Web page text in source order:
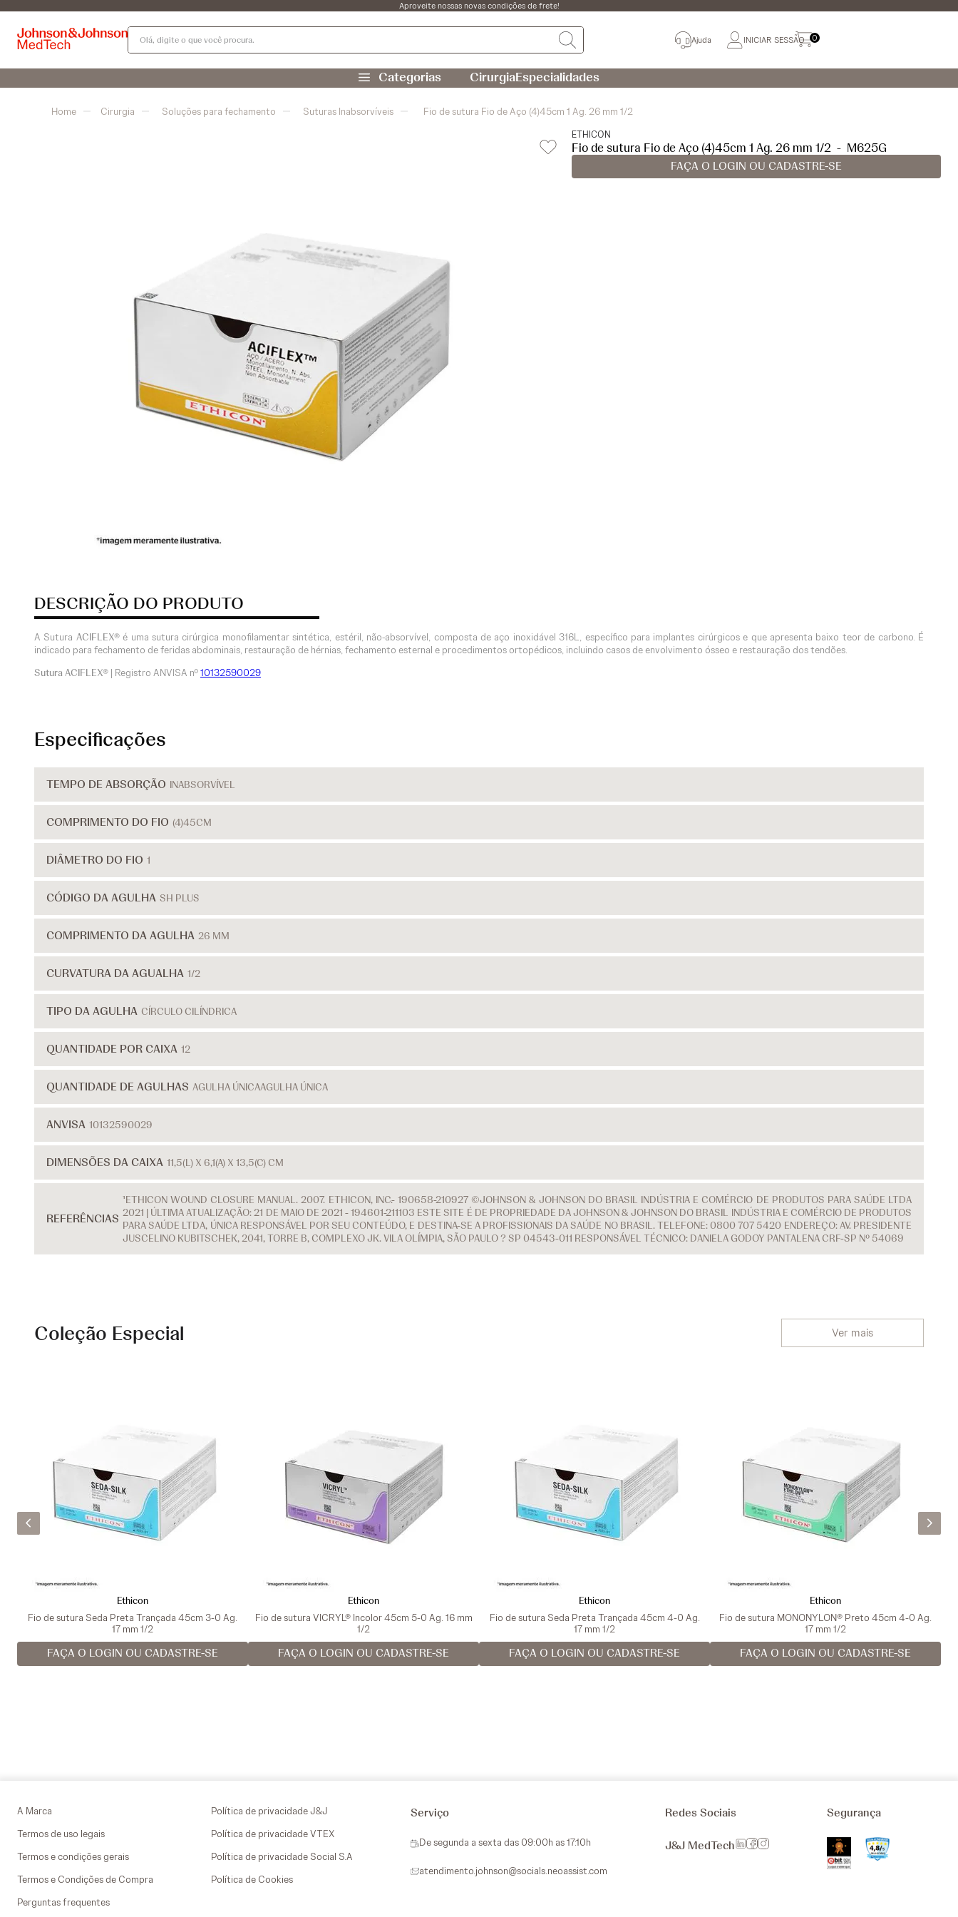
Aproveite nossas novas condições de frete!
Olá, digite o que você procura.
Ajuda INICIAR SESSÃO 0
CirurgiaEspecialidades
Cirurgia Soluções para fechamento Suturas Inabsorvíveis Fio de sutura Fio de Aço (4)45cm 1 Ag. 26 mm 1/2
ETHICON
Fio de sutura Fio de Aço (4)45cm 1 Ag. 26 mm 1/2 - M625G
FAÇA O LOGIN OU CADASTRE-SE
DESCRIÇÃO DO PRODUTO
A Sutura ACIFLEX®é uma sutura cirúrgica monofilamentar sintética, estéril, não-absorvível, composta de aço inoxidável 316L, específico para implantes cirúrgicos e que apresenta baixo teor de carbono. É
indicado para fechamento de feridas abdominais, restauração de hérnias, fechamento esternal e procedimentos ortopédicos, incluindo casos de envolvimento ósseo e restauração dos tendões.
Sutura ACIFLEX® | Registro ANVISA nº10132590029
Especificações
TEMPO DE ABSORÇÃO INABSORVÍVEL
COMPRIMENTO DO FIO (4)45CM
DIÂMETRO DO FIO 1
CÓDIGO DA AGULHA SH PLUS
COMPRIMENTO DA AGULHA 26 MM
CURVATURA DA AGUALHA 1/2
TIPO DA AGULHA CÍRCULO CILÍNDRICA
QUANTIDADE POR CAIXA 12
QUANTIDADE DE AGULHAS AGULHA ÚNICAAGULHA ÚNICA
ANVISA 10132590029
DIMENSÕES DA CAIXA 11,5(L) X 6,1(A) X 13,5(C) CM
REFERÊNCIAS
¹ETHICON WOUND CLOSURE MANUAL. 2007. ETHICON, INC.- 190658-210927 ©JOHNSON & JOHNSON DO BRASIL INDÚSTRIA E COMÉRCIO DE PRODUTOS PARA SAÚDE LTDA
2021 | ÚLTIMA ATUALIZAÇÃO: 21 DE MAIO DE 2021 - 194601-211103 ESTE SITE É DE PROPRIEDADE DA JOHNSON & JOHNSON DO BRASIL INDÚSTRIA E COMÉRCIO DE PRODUTOS
PARA SAÚDE LTDA, ÚNICA RESPONSÁVEL POR SEU CONTEÚDO, E DESTINA-SE A PROFISSIONAIS DA SAÚDE NO BRASIL. TELEFONE: 0800 707 5420 ENDEREÇO: AV. PRESIDENTE
JUSCELINO KUBITSCHEK, 2041, TORRE B, COMPLEXO JK. VILA OLÍMPIA, SÃO PAULO ? SP 04543-011 RESPONSÁVEL TÉCNICO: DANIELA GODOY PANTALENA CRF-SP Nº 54069
Coleção Especial Ver mais
Ethicon
Fio de sutura Seda Preta Trançada 45cm 3-0 Ag.
17 mm 1/2
FAÇA O LOGIN OU CADASTRE-SE
Ethicon
Fio de sutura VICRYL® Incolor 45cm 5-0 Ag. 16 mm
1/2
FAÇA O LOGIN OU CADASTRE-SE
Ethicon
Fio de sutura Seda Preta Trançada 45cm 4-0 Ag.
17 mm 1/2
FAÇA O LOGIN OU CADASTRE-SE
Ethicon
Fio de sutura MONONYLON® Preto 45cm 4-0 Ag.
17 mm 1/2
FAÇA O LOGIN OU CADASTRE-SE
A Marca
Termos de uso legais
Termos e condições gerais
Termos e Condições de Compra
Perguntas frequentes
Política de privacidade J&J
Política de privacidade VTEX
Política de privacidade Social S.A
Política de Cookies
Serviço
De segunda a sexta das 09:00h as 17:10h
atendimento.johnson@socials.neoassist.com
Redes Sociais
J&J MedTech
Segurança